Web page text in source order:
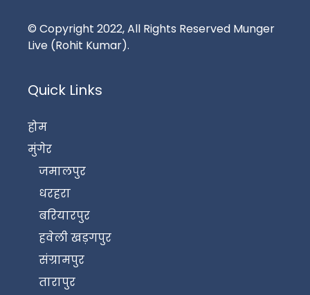
© Copyright 2022, All Rights Reserved Munger
Live (Rohit Kumar).
Quick Links
होम
मुंगेर
जमालपुर
धरहरा
बरियारपुर
हवेली खड़गपुर
संग्रामपुर
तारापुर